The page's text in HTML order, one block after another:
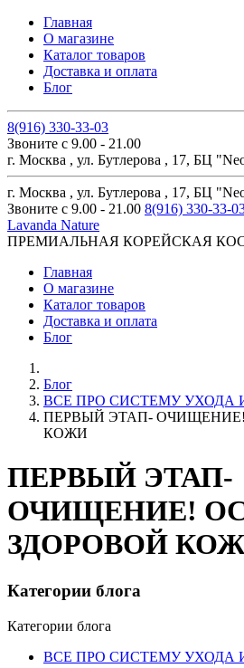
Главная
О магазине
Каталог товаров
Доставка и оплата
Блог
8(916) 330-33-03
Звоните с 9.00 - 21.00
г. Москва , ул. Бутлерова , 17, БЦ
г. Москва , ул. Бутлерова , 17, БЦ
Звоните с 9.00 - 21.00 8(916) 330-33-
Lavanda Nature
ПРЕМИАЛЬНАЯ КОРЕЙСКАЯ
Главная
О магазине
Каталог товаров
Доставка и оплата
Блог
Блог
ВСЕ ПРО СИСТЕМУ УХОДА
ПЕРВЫЙ ЭТАП-
КОЖИ
ПЕРВЫЙ ЭТАП-
ОЧИЩЕНИЕ!
ЗДОРОВОЙ
Категории блога
Категории блога
ВСЕ ПРО СИСТЕМУ УХОДА